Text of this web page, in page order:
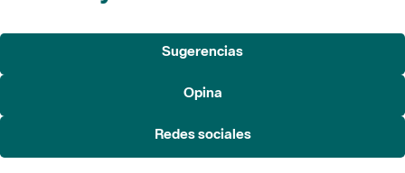
Sugerencias
Opina
Redes sociales